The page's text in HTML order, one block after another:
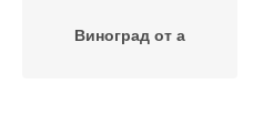
Виноград от а